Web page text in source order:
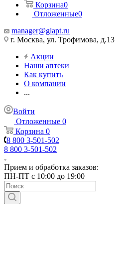
Корзина0
Отложенные0
manager@glapt.ru
г. Москва, ул. Трофимова, д.13
Акции
Наши аптеки
Как купить
О компании
...
Войти
Отложенные 0
Корзина 0
8 800 3-501-502
8 800 3-501-502
Прием и обработка заказов:
ПН-ПТ с 10:00 до 19:00